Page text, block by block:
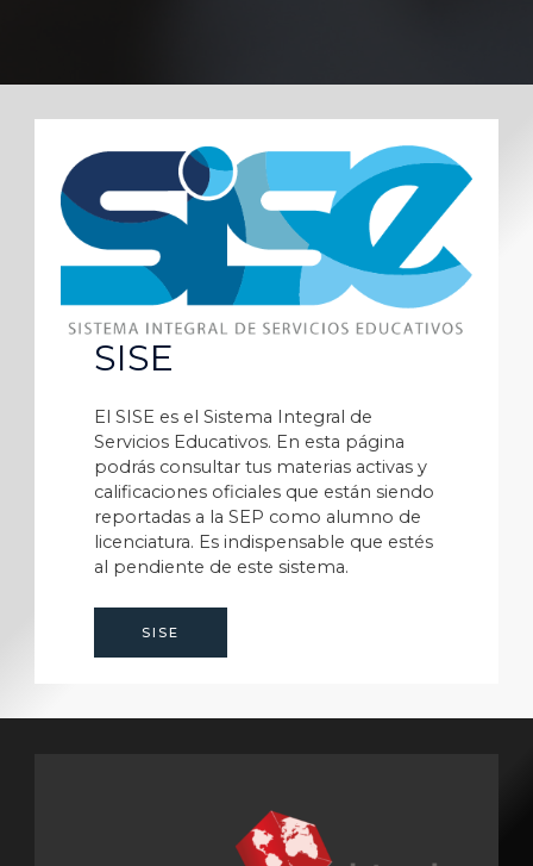
SISE
El SISE es el Sistema Integral de
Servicios Educativos. En esta página
podrás consultar tus materias activas y
calificaciones oficiales que están siendo
reportadas a la SEP como alumno de
licenciatura. Es indispensable que estés
al pendiente de este sistema.
SISE